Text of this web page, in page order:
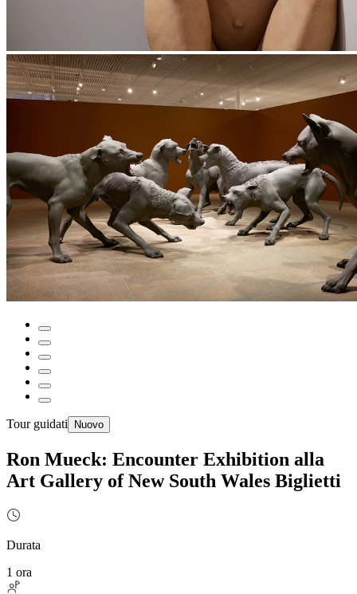
Tour guidati Nuovo
Ron Mueck: Encounter Exhibition alla
Art Gallery of New South Wales Biglietti
Durata
1 ora